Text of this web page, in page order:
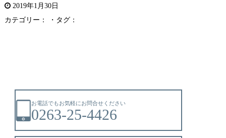
2019年1月30日
カテゴリー： ・タグ：
お電話でもお気軽にお問合せください
0263-25-4426